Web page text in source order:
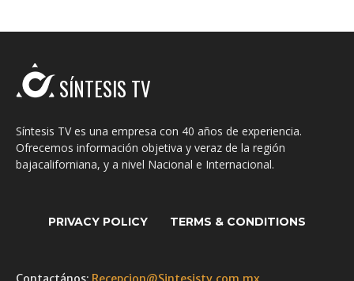
SÍNTESIS TV
Síntesis TV es una empresa con 40 años de experiencia.
Ofrecemos información objetiva y veraz de la región
bajacaliforniana, y a nivel Nacional e Internacional.
PRIVACY POLICY TERMS & CONDITIONS